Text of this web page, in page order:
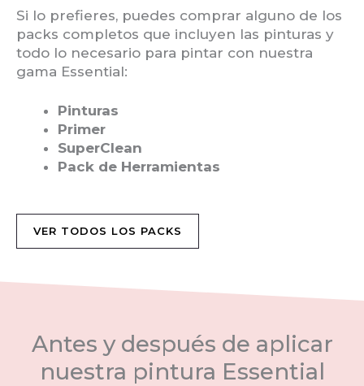
Si lo prefieres, puedes comprar alguno de los
packs completos que incluyen las pinturas y
todo lo necesario para pintar con nuestra
gama Essential:
Pinturas
Primer
SuperClean
Pack de Herramientas
VER TODOS LOS PACKS
Antes y después de aplicar
nuestra pintura Essential